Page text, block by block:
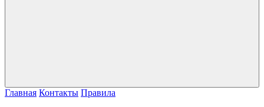
Главная Контакты Правила